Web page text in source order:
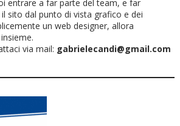
entrare a far parte del team, e far
sito dal punto di vista grafico e dei
un web designer, allora
via mail: gabrielecandi@gmail.com